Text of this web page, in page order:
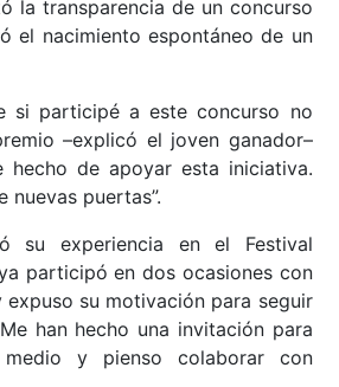
la transparencia de un concurso
el nacimiento espontáneo de un
si participé a este concurso no
–explicó el joven ganador–
hecho de apoyar esta iniciativa.
nuevas puertas”.
su experiencia en el Festival
participó en dos ocasiones con
expuso su motivación para seguir
han hecho una invitación para
y pienso colaborar con